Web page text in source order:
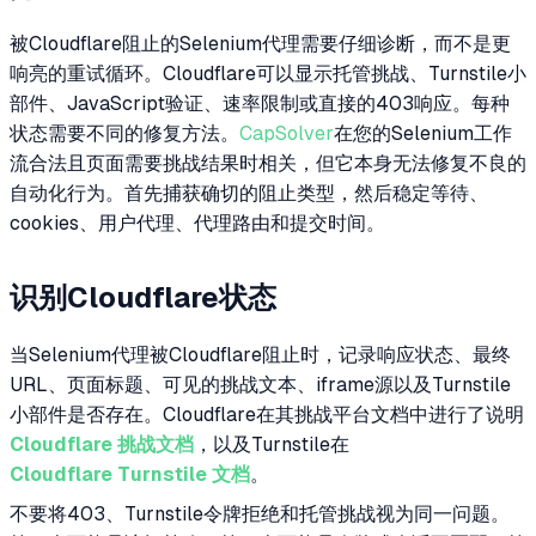
被Cloudflare阻止的Selenium代理需要仔细诊断，而不是更
响亮的重试循环。Cloudflare可以显示托管挑战、Turnstile小
部件、JavaScript验证、速率限制或直接的403响应。每种
状态需要不同的修复方法。 CapSolver在您的Selenium工作
流合法且页面需要挑战结果时相关，但它本身无法修复不良的
自动化行为。首先捕获确切的阻止类型，然后稳定等待、
cookies、用户代理、代理路由和提交时间。
识别Cloudflare状态
当Selenium代理被Cloudflare阻止时，记录响应状态、最终
URL、页面标题、可见的挑战文本、iframe源以及Turnstile
小部件是否存在。Cloudflare在其挑战平台文档中进行了说明
Cloudflare 挑战文档 ，以及Turnstile在
Cloudflare Turnstile 文档。
不要将403、Turnstile令牌拒绝和托管挑战视为同一问题。